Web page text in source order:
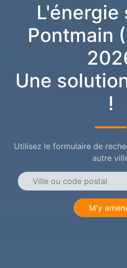
L'énergie
Pontmain
Une
!
Utilisez le formulaire de
autre
M'y